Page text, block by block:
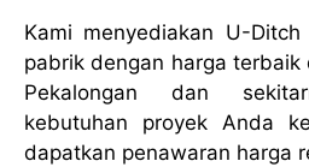
Kami menyediakan U-
pabrik dengan harga terbaik
Pekalongan dan
kebutuhan proyek Anda
dapatkan penawaran harga